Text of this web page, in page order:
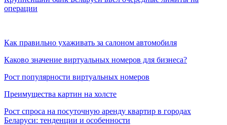
операции
Как правильно ухаживать за салоном автомобиля
Каково значение виртуальных номеров для бизнеса?
Рост популярности виртуальных номеров
Преимущества картин на холсте
Рост спроса на посуточную аренду квартир в городах
Беларуси: тенденции и особенности